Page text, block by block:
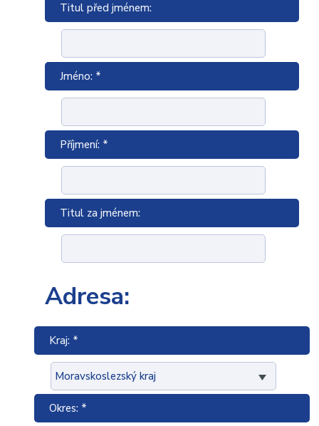
Titul před jménem:
Jméno: *
Příjmení: *
Titul za jménem:
Adresa:
Kraj: *
Okres: *